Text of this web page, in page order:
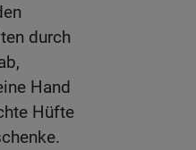
durch
Hand
Hüfte